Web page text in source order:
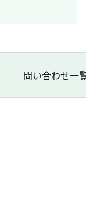
問い合わせ一